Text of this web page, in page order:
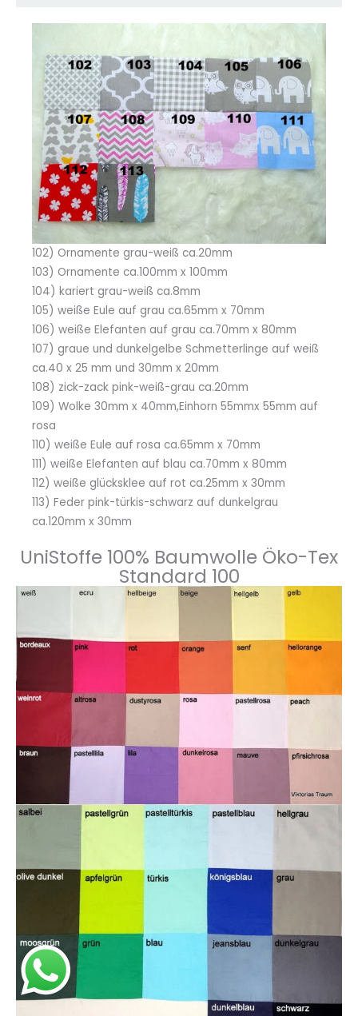
102) Ornamente grau-weiß ca.20mm
103) Ornamente ca.100mm x 100mm
104) kariert grau-weiß ca.8mm
105) weiße Eule auf grau ca.65mm x 70mm
106) weiße Elefanten auf grau ca.70mm x 80mm
107) graue und dunkelgelbe Schmetterlinge auf weiß
ca.40 x 25 mm und 30mm x 20mm
108) zick-zack pink-weiß-grau ca.20mm
109) Wolke 30mm x 40mm,Einhorn 55mmx 55mm auf
rosa
110) weiße Eule auf rosa ca.65mm x 70mm
111) weiße Elefanten auf blau ca.70mm x 80mm
112) weiße glücksklee auf rot ca.25mm x 30mm
113) Feder pink-türkis-schwarz auf dunkelgrau
ca.120mm x 30mm
UniStoffe 100% Baumwolle Öko-Tex
Standard 100